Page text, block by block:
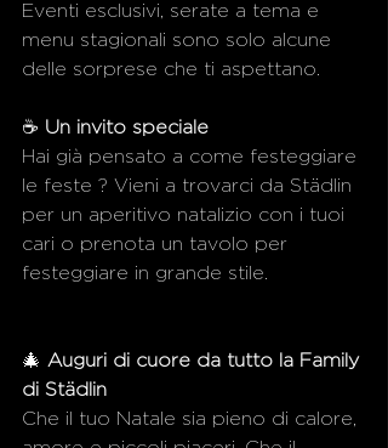
Eventi esclusivi, serate a tema e
menu stagionali sono solo alcune
delle sorprese che ti aspettano.
☕ Un invito speciale
Hai già pensato a come festeggiare
le feste ? Vieni a trovarci da Städlin
per un aperitivo natalizio con i tuoi
cari o prenota un tavolo per
festeggiare in grande stile.
🎄 Auguri di cuore da tutto la Family
di Städlin
Che il tuo Natale sia pieno di calore,